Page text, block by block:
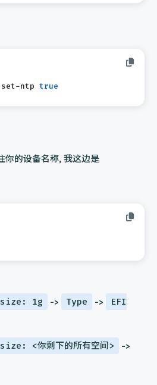
ntp true
你的设备名称, 我这边是
1g -> Type ->
EFI
<你剩下的所有空间> ->